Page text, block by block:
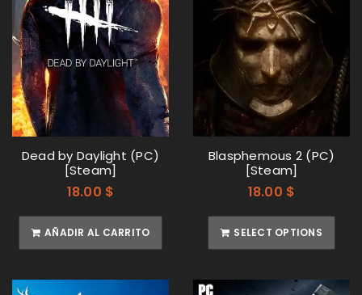
Dead by Daylight (PC)
[Steam]
18.00 $
AÑADIR AL CARRITO
Blasphemous 2 (PC)
[Steam]
18.00 $
SELECT OPTIONS